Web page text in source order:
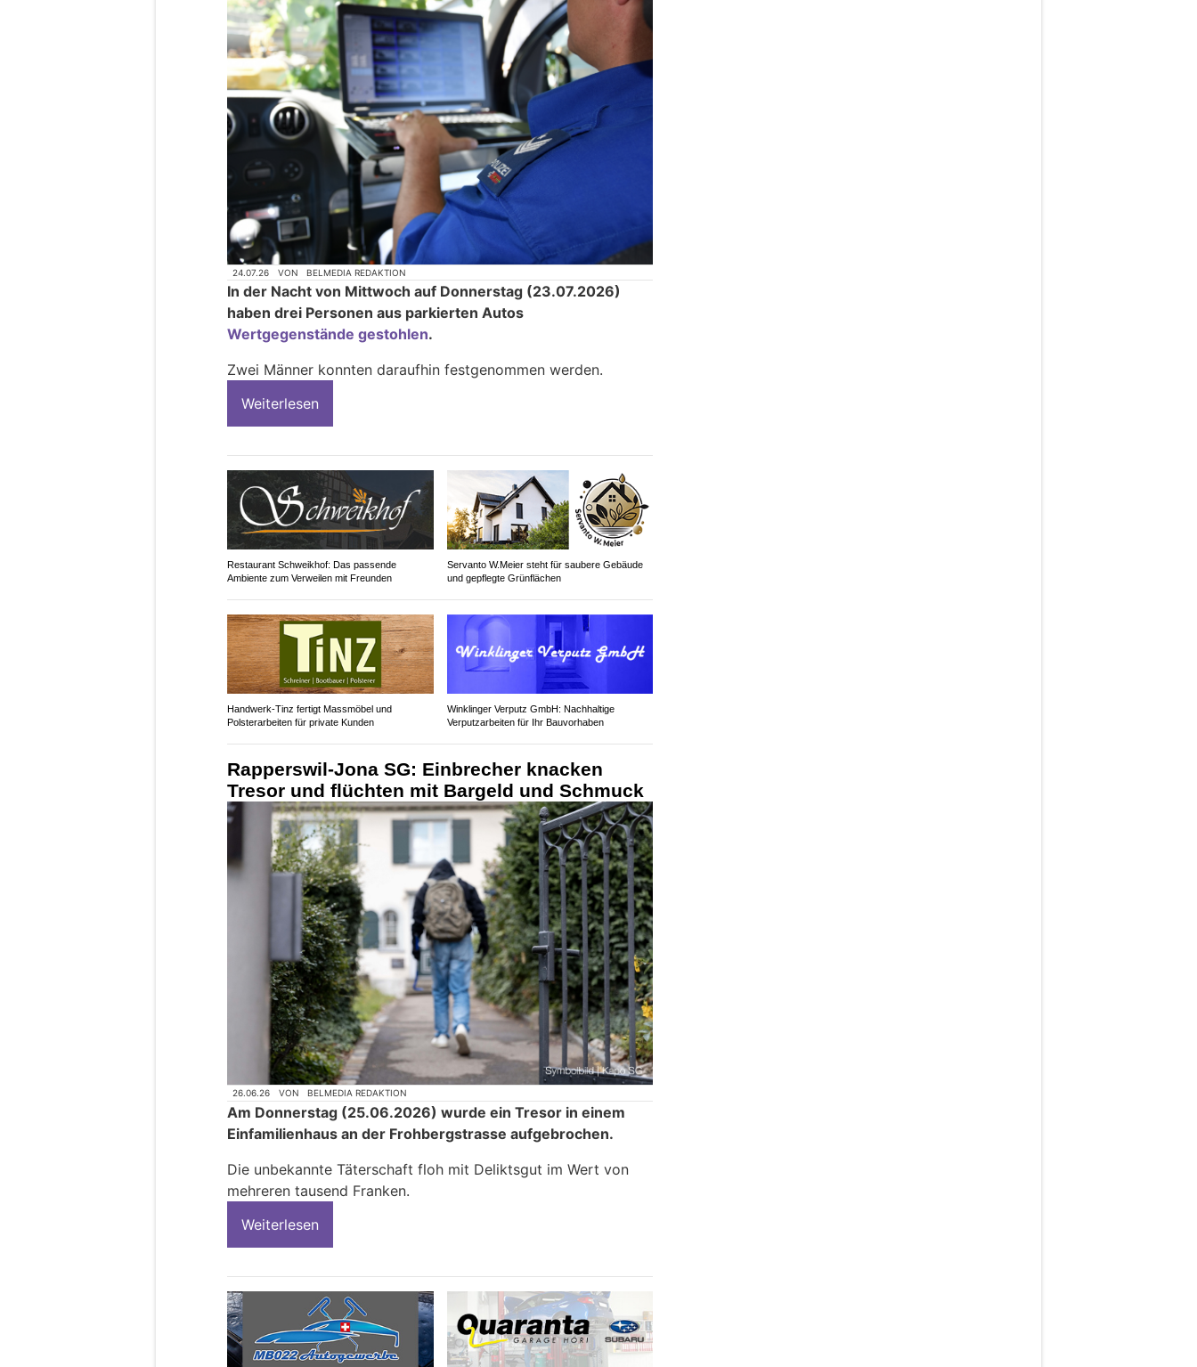
24.07.26 VON BELMEDIA REDAKTION
In der Nacht von Mittwoch auf Donnerstag (23.07.2026)
haben drei Personen aus parkierten Autos
Wertgegenstände gestohlen.
Zwei Männer konnten daraufhin festgenommen werden.
Weiterlesen
Restaurant Schweikhof: Das passende
Ambiente zum Verweilen mit Freunden
Servanto W.Meier steht für saubere Gebäude
und gepflegte Grünflächen
Handwerk-Tinz fertigt Massmöbel und
Polsterarbeiten für private Kunden
Winklinger Verputz GmbH: Nachhaltige
Verputzarbeiten für Ihr Bauvorhaben
Rapperswil-Jona SG: Einbrecher knacken
Tresor und flüchten mit Bargeld und Schmuck
26.06.26 VON BELMEDIA REDAKTION
Am Donnerstag (25.06.2026) wurde ein Tresor in einem
Einfamilienhaus an der Frohbergstrasse aufgebrochen.
Die unbekannte Täterschaft floh mit Deliktsgut im Wert von
mehreren tausend Franken.
Weiterlesen